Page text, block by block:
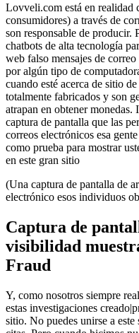
Lovveli.com está en realidad
consumidores) a través de
son responsable de producir.
chatbots de alta tecnología
web falso mensajes de
por algún tipo de
cuando esté acerca de sitio
totalmente fabricados y son
atrapan en obtener
captura de pantalla que las
correos electrónicos esa
como prueba para mostrar
en este gran sitio
(Una captura de pantalla de
electrónico esos individuos
Captura de
visibilidad
Fraud
Y, como nosotros siempre
estas investigaciones
sitio. No puedes unirse a